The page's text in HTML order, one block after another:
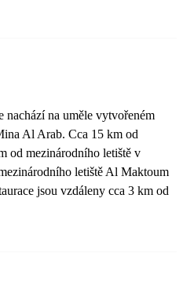
na uměle vytvořeném
Al Arab. Cca 15 km od
od mezinárodního letiště v
letiště Al Maktoum
jsou vzdáleny cca 3 km od